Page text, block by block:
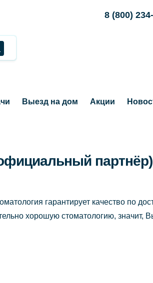
8 (800)
Выезд на дом Акции
партнёр)
гарантирует качество по
хорошую стоматологию, значит,